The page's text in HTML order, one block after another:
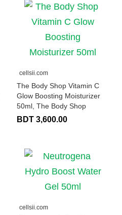
cellsii.com
The Body Shop Vitamin C
Glow Boosting Moisturizer
50ml, The Body Shop
BDT 3,600.00
cellsii.com